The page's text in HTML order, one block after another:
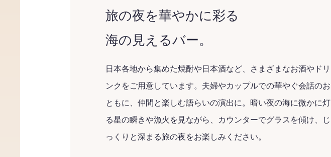
旅の夜を華やかに彩る
海の見えるバー。
日本各地から集めた焼酎や日本酒など、さまざまなお酒やドリ
ンクをご用意しています。夫婦やカップルでの華やぐ会話のお
ともに、仲間と楽しむ語らいの演出に。暗い夜の海に微かに灯
る星の瞬きや漁火を見ながら、カウンターでグラスを傾け、じ
っくりと深まる旅の夜をお楽しみください。